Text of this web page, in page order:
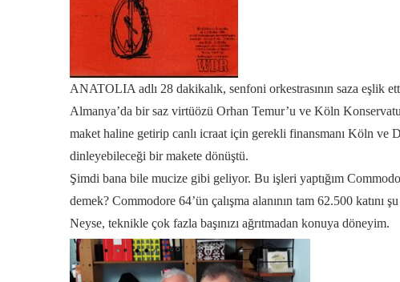
ANATOLIA adlı 28 dakikalık, senfoni orkestrasının saza eşlik
Almanya’da bir saz virtüözü Orhan Temur’u ve Köln
maket haline getirip canlı icraat için gerekli finansmanı Köln
dinleyebileceği bir makete dönüştü.
Şimdi bana bile mucize gibi geliyor. Bu işleri yaptığım
demek? Commodore 64’ün çalışma alanının tam 62.500 katını
Neyse, teknikle çok fazla başınızı ağrıtmadan konuya döneyim.